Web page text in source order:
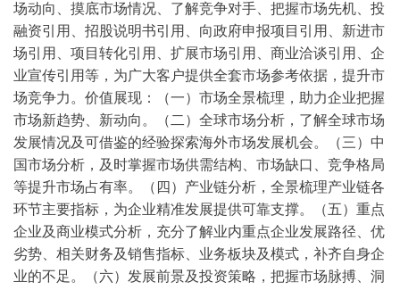
场动向、摸底市场情况、了解竞争对手、把握市场先机、投
融资引用、招股说明书引用、向政府申报项目引用、新进市
场引用、项目转化引用、扩展市场引用、商业洽谈引用、企
业宣传引用等，为广大客户提供全套市场参考依据，提升市
场竞争力。价值展现：（一）市场全景梳理，助力企业把握
市场新趋势、新动向。（二）全球市场分析，了解全球市场
发展情况及可借鉴的经验探索海外市场发展机会。（三）中
国市场分析，及时掌握市场供需结构、市场缺口、竞争格局
等提升市场占有率。（四）产业链分析，全景梳理产业链各
环节主要指标，为企业精准发展提供可靠支撑。（五）重点
企业及商业模式分析，充分了解业内重点企业发展路径、优
劣势、相关财务及销售指标、业务板块及模式，补齐自身企
业的不足。（六）发展前景及投资策略，把握市场脉搏、洞